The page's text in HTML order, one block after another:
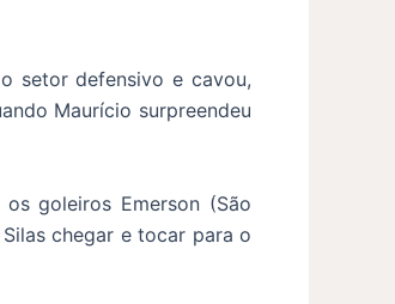
setor defensivo e cavou,
Maurício surpreendeu
goleiros Emerson (São
chegar e tocar para o